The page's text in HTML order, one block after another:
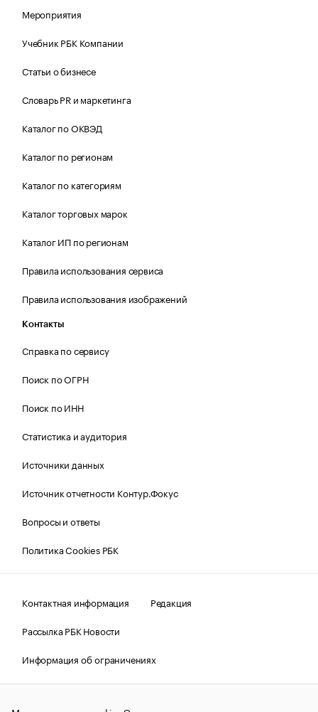
Мероприятия
Учебник РБК Компании
Статьи о бизнесе
Словарь PR и маркетинга
Каталог по ОКВЭД
Каталог по регионам
Каталог по категориям
Каталог торговых марок
Каталог ИП по регионам
Правила использования сервиса
Правила использования изображений
Контакты
Справка по сервису
Поиск по ОГРН
Поиск по ИНН
Статистика и аудитория
Источники данных
Источник отчетности Контур.Фокус
Вопросы и ответы
Политика Cookies РБК
Контактная информация
Редакция
Рассылка РБК Новости
Информация об ограничениях
Правовая информация
О соблюдении авторских прав